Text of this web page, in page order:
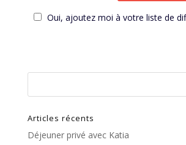
Oui, ajoutez moi à votre liste de
Articles récents
Déjeuner privé avec Katia